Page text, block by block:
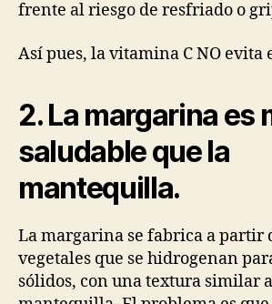
frente al riesgo de resfriado o
Así pues, la vitamina C NO evita
2. La margarina es
saludable que la
mantequilla.
La margarina se fabrica a partir
vegetales que se hidrogenan
sólidos, con una textura similar